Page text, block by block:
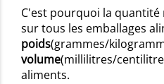
C'est pourquoi la
sur tous les emballages
poids(grammes/
volume(millilitres/
aliments.